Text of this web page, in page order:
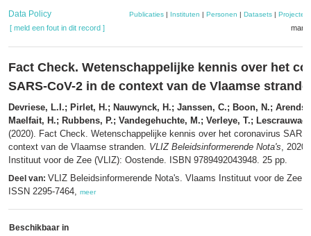
gaan
Data Policy Publicaties| Instituten | Personen | Datasets| Projecten
[ meld een fout in dit record ]
Fact Check. Wetenschappelijke kennis over het
SARS-CoV-2 in de context van de Vlaamse
Devriese, L.I.; Pirlet, H.; Nauwynck, H.; Janssen, C.; Boon, N.;
Maelfait, H.; Rubbens, P.; Vandegehuchte, M.; Verleye, T.;
(2020). Fact Check. Wetenschappelijke kennis over het coronavirus
context van de Vlaamse stranden. VLIZ Beleidsinformerende Nota's,
Instituut voor de Zee (VLIZ): Oostende. ISBN 9789492043948. 25 pp.
Deel van: VLIZ Beleidsinformerende Nota's. Vlaams Instituut voor de Zee
ISSN 2295-7464, meer
Beschikbaar in